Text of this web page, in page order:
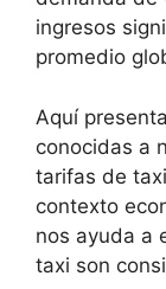
ingresos
promedio
Aquí
conocidas a
tarifas de
contexto
nos ayuda a
taxi son